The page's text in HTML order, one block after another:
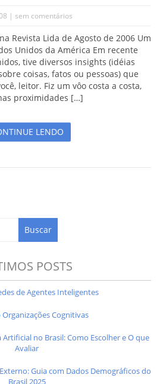
| sem comentários
Revista Lida de Agosto de 2006 Um
Unidos da América Em recente
tive diversos insights (idéias
coisas, fatos ou pessoas) que
leitor. Fiz um vôo costa a costa,
proximidades […]
LENDO
POSTS
de Agentes Inteligentes
Organizações Cognitivas
no Brasil: Como Escolher e O que
Avaliar
Guia com Dados Demográficos do
Brasil 2025